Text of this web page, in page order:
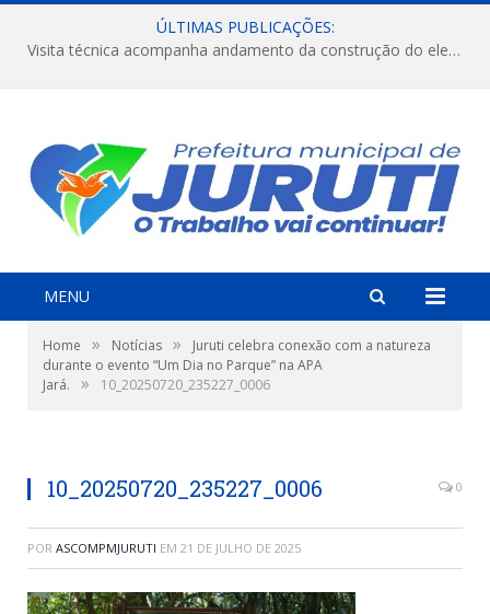
ÚLTIMAS PUBLICAÇÕES:
Visita técnica acompanha andamento da construção do elevado na comunidade Diamantino, região do Miri.
MENU
Home » Notícias »
Juruti celebra conexão com a natureza
durante o evento “Um Dia no Parque” na APA
Jará.
» 10_20250720_235227_0006
10_20250720_235227_0006 0
POR ASCOMPMJURUTI EM 21 DE JULHO DE 2025